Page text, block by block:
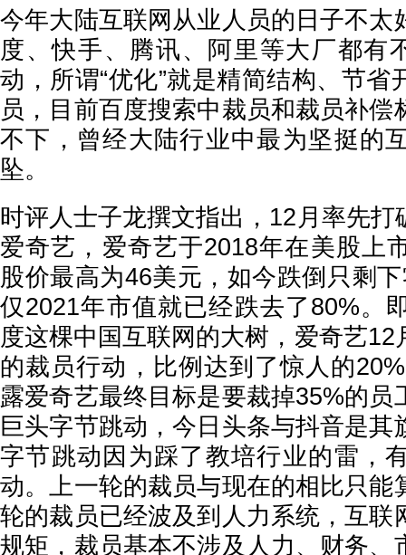
今年大陆互联网从业人员的日子不太
度、快手、腾讯、阿里等大厂都有
动，所谓“优化”就是精简结构、节省
员，目前百度搜索中裁员和裁员补偿
不下，曾经大陆行业中最为坚挺的
坠。
时评人士子龙撰文指出，12月率先打
爱奇艺，爱奇艺于2018年在美股上
股价最高为46美元，如今跌倒只剩
仅2021年市值就已经跌去了80%。
度这棵中国互联网的大树，爱奇艺12
的裁员行动，比例达到了惊人的
露爱奇艺最终目标是要裁掉35%的员
巨头字节跳动，今日头条与抖音是其
字节跳动因为踩了教培行业的雷，
动。上一轮的裁员与现在的相比只能
轮的裁员已经波及到人力系统，互联
规矩，裁员基本不涉及人力、财务、